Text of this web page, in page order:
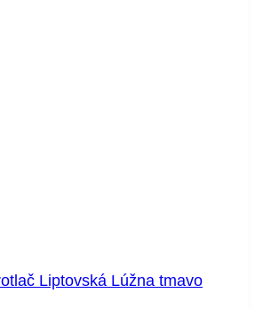
Liptovská Lúžna tmavo